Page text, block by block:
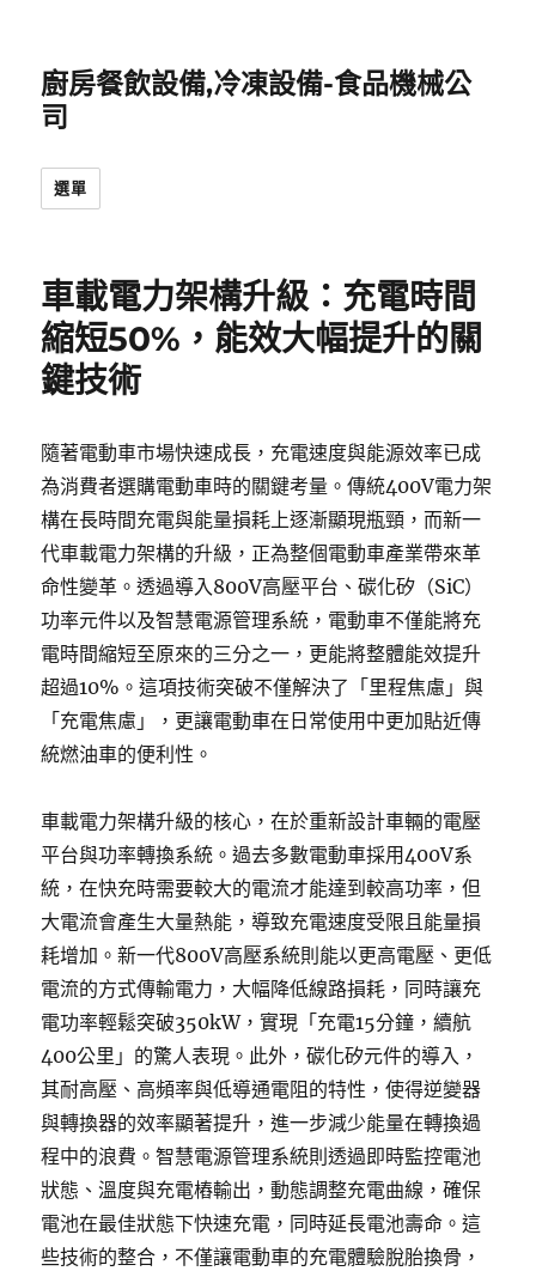
廚房餐飲設備,冷凍設備-食品機械公
司
選單
車載電力架構升級：充電時間
縮短50%，能效大幅提升的關
鍵技術
隨著電動車市場快速成長，充電速度與能源效率已成
為消費者選購電動車時的關鍵考量。傳統400V電力架
構在長時間充電與能量損耗上逐漸顯現瓶頸，而新一
代車載電力架構的升級，正為整個電動車產業帶來革
命性變革。透過導入800V高壓平台、碳化矽（SiC）
功率元件以及智慧電源管理系統，電動車不僅能將充
電時間縮短至原來的三分之一，更能將整體能效提升
超過10%。這項技術突破不僅解決了「里程焦慮」與
「充電焦慮」，更讓電動車在日常使用中更加貼近傳
統燃油車的便利性。
車載電力架構升級的核心，在於重新設計車輛的電壓
平台與功率轉換系統。過去多數電動車採用400V系
統，在快充時需要較大的電流才能達到較高功率，但
大電流會產生大量熱能，導致充電速度受限且能量損
耗增加。新一代800V高壓系統則能以更高電壓、更低
電流的方式傳輸電力，大幅降低線路損耗，同時讓充
電功率輕鬆突破350kW，實現「充電15分鐘，續航
400公里」的驚人表現。此外，碳化矽元件的導入，
其耐高壓、高頻率與低導通電阻的特性，使得逆變器
與轉換器的效率顯著提升，進一步減少能量在轉換過
程中的浪費。智慧電源管理系統則透過即時監控電池
狀態、溫度與充電樁輸出，動態調整充電曲線，確保
電池在最佳狀態下快速充電，同時延長電池壽命。這
些技術的整合，不僅讓電動車的充電體驗脫胎換骨，